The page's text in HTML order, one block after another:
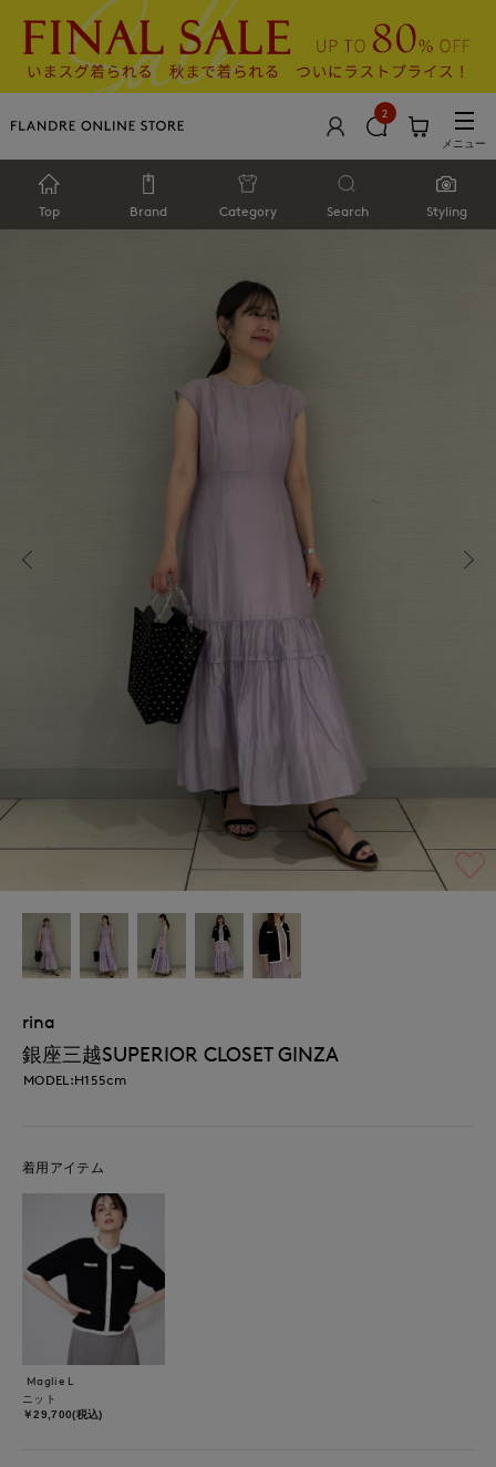
2
メニュー
Top Brand Category Search Styling
rina
銀座三越SUPERIOR CLOSET GINZA
MODEL:H155cm
着用アイテム
Maglie L
ニット
￥29,700(税込)